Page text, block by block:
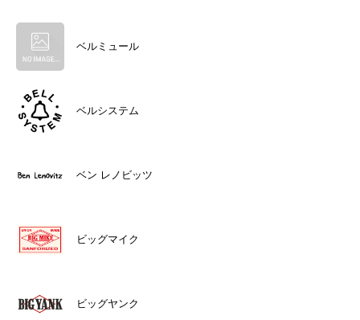
ベルミュール
ベルシステム
ベン レノビッツ
ビッグマイク
ビッグヤンク